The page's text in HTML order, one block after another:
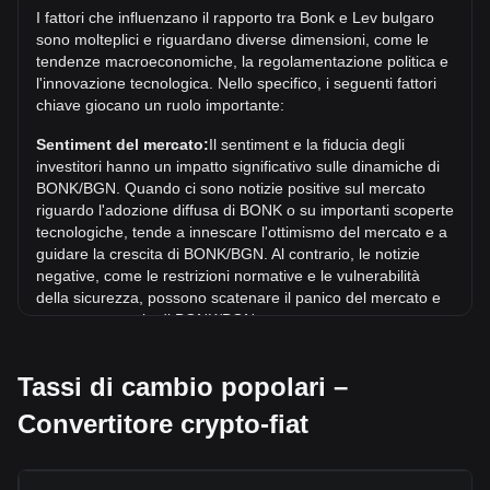
Il prezzo massimo storico di 1 BONK in BGN è di
лв0.0001004. Resta da vedere se il valore di 1 BONK/BGN
supererà l'attuale massimo storico.
Qual è la tendenza del prezzo di in BGN?
Negli ultimi 7 giorni, il tasso di cambio di Bonk (BONK) è
sceso di 4.54%. Nell'ultimo mese, il tasso di cambio di
Bonk (BONK) è sceso di 32.75% in rapporto a: Lev bulgaro
(BGN).
I fattori che influenzano il rapporto tra Bonk e Lev bulgaro
sono molteplici e riguardano diverse dimensioni, come le
tendenze macroeconomiche, la regolamentazione politica e
l'innovazione tecnologica. Nello specifico, i seguenti fattori
chiave giocano un ruolo importante:
Sentiment del mercato:Il sentiment e la fiducia degli
investitori hanno un impatto significativo sulle dinamiche di
BONK/BGN. Quando ci sono notizie positive sul mercato
riguardo l'adozione diffusa di BONK o su importanti scoperte
tecnologiche, tende a innescare l'ottimismo del mercato e a
guidare la crescita di BONK/BGN. Al contrario, le notizie
negative, come le restrizioni normative e le vulnerabilità
della sicurezza, possono scatenare il panico del mercato e
portare a un calo di BONK/BGN.
governative relative alle criptovalute hanno un impatto
diretto sulla loro accettazione, che a sua volta ne determina
il valore rispetto alle valute tradizionali come il dollaro
Tassi di cambio popolari –
Convertitore crypto-fiat